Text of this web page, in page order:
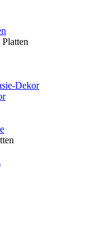
Dekor